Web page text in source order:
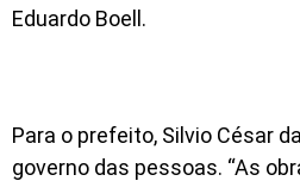
Eduardo Boell.
Para o prefeito, Silvio César
governo das pessoas. “As